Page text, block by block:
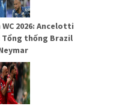
WC 2026: Ancelotti
Tổng thống Brazil